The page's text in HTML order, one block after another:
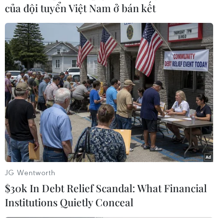
Mỹ hiện là nước phát thải khí CO2 lớn thứ 2
trên thế giới sau Trung Quốc.Ngay sau khi nhậm
chức năm 2009, Tổng thống Obama đã đưa ra
các biện pháp đầytham vọng nhằm giảm khí
thải CO2, tuy nhiên, dự luật trên đã vấp phải sự
phảnđối mạnh mẽ của phe Cộng hòa./.
(TTXVN)
của đội tuyển Việt Nam ở bán kết
JG Wentworth
$30k In Debt Relief Scandal: What Financial
Institutions Quietly Conceal